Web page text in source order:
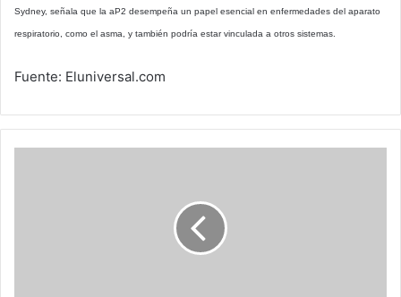
Sydney, señala que la aP2 desempeña un papel esencial en enfermedades del aparato
respiratorio, como el asma, y también podría estar vinculada a otros sistemas.
Fuente: Eluniversal.com